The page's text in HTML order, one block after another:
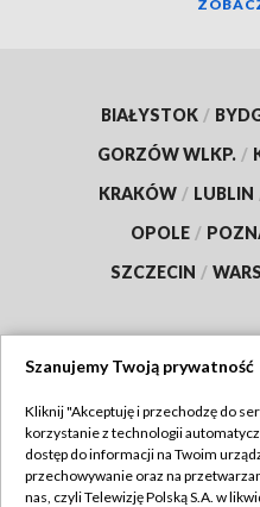
BIAŁYSTOK /
GORZÓW WLKP. /
KRAKÓW / LUBLIN
OPOLE /
SZCZECIN /
Abonament TVP
Szanujemy Twoją prywatność
Kliknij "Akceptuję i przechodzę do
korzystanie z technologii
dostęp do informacji na Twoim
przechowywanie oraz na
nas, czyli Telewizję Polską S.A. w